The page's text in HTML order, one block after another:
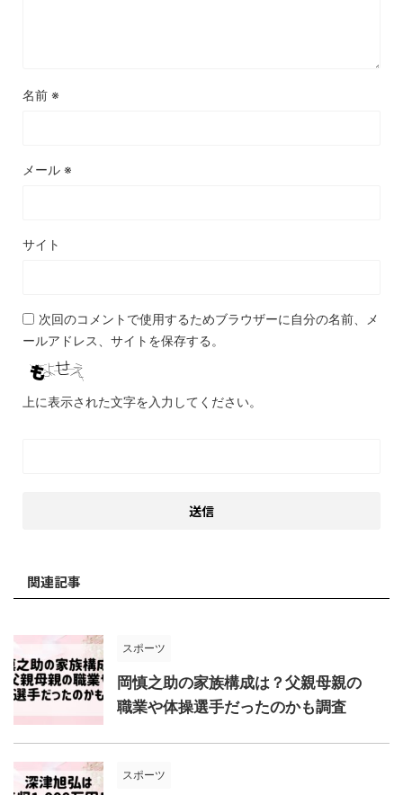
名前 ※
メール ※
サイト
次回のコメントで使用するためブラウザーに自分の名前、メ
ールアドレス、サイトを保存する。
上に表示された文字を入力してください。
関連記事
スポーツ
岡慎之助の家族構成は？父親母親の
職業や体操選手だったのかも調査
スポーツ